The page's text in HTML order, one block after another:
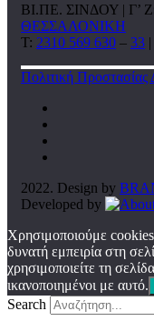
ΒΙ.ΠΕ. ΣΙΝΔΟΥ | Γ’
ΘΕΣΣΑΛΟΝΙΚΗ
T: 2310 569 630 – 33
Πολιτική
2022. Design by
Developed by
Χρησιμοποιούμε
δυνατή εμπειρία στη
χρησιμοποιείτε τη
ικανοποιημένοι με αυτό.
Search